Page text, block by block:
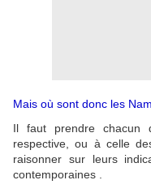
Mais où sont donc les
Il faut prendre chacun
respective, ou à celle
raisonner sur leurs
contemporaines .